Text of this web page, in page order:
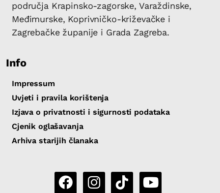
područja Krapinsko-zagorske, Varaždinske,
Međimurske, Koprivničko-križevačke i
Zagrebačke županije i Grada Zagreba.
Info
Impressum
Uvjeti i pravila korištenja
Izjava o privatnosti i sigurnosti podataka
Cjenik oglašavanja
Arhiva starijih članaka